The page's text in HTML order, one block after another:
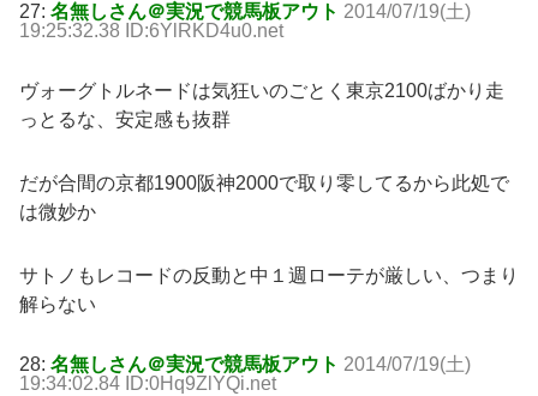
27: 名無しさん＠実況で競馬板アウト 2014/07/19(土)
19:25:32.38 ID:6YlRKD4u0.net
ヴォーグトルネードは気狂いのごとく東京2100ばかり走
っとるな、安定感も抜群
だが合間の京都1900阪神2000で取り零してるから此処で
は微妙か
サトノもレコードの反動と中１週ローテが厳しい、つまり
解らない
28: 名無しさん＠実況で競馬板アウト 2014/07/19(土)
19:34:02.84 ID:0Hq9ZlYQi.net